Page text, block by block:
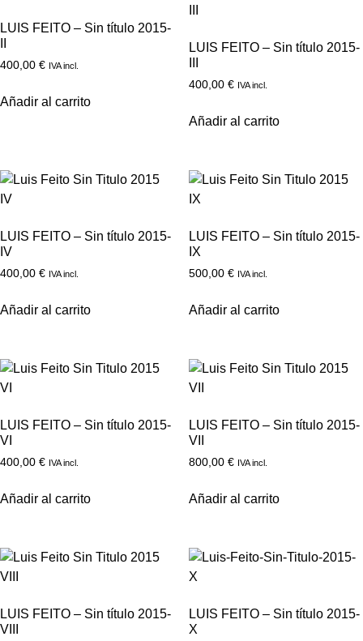
LUIS FEITO – Sin título 2015-
400,00 € IVA incl.
Añadir al carrito
LUIS FEITO – Sin título 2015-
400,00 € IVA incl.
Añadir al carrito
LUIS FEITO – Sin título 2015-
IV
400,00 € IVA incl.
Añadir al carrito
LUIS FEITO – Sin título 2015-
IX
500,00 € IVA incl.
Añadir al carrito
LUIS FEITO – Sin título 2015-
VI
400,00 € IVA incl.
Añadir al carrito
LUIS FEITO – Sin título 2015-
VII
800,00 € IVA incl.
Añadir al carrito
LUIS FEITO – Sin título 2015-
VIII
LUIS FEITO – Sin título 2015-
X